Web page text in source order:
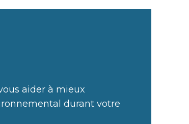
aider à mieux
durant votre